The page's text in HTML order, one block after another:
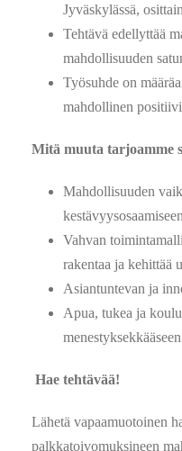
Jyväskylässä,
Tehtävä edellyttää
mahdollisuuden
Työsuhde on
mahdollinen
Mitä muuta tarjoamme
Mahdollisuuden
Vahvan
rakentaa ja kehittää
Asiantuntevan ja
Apua, tukea ja
Hae tehtävää!
Lähetä vapaamuotoinen
palkkatoivomuksineen